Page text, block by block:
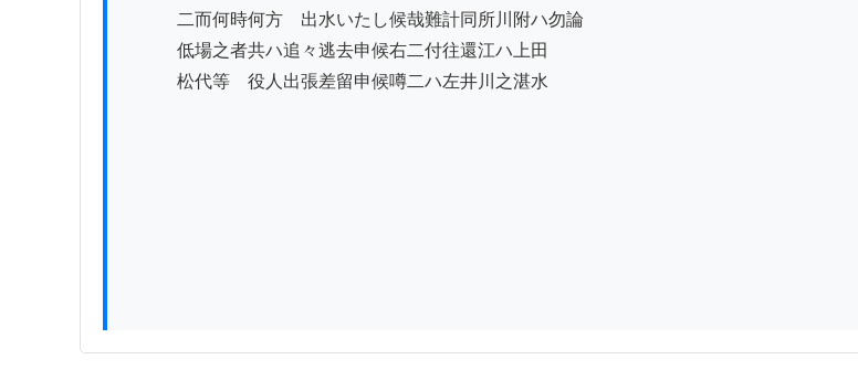
二而何時何方ゟ出水いたし候哉難計同所川附ハ勿論
低場之者共ハ追々逃去申候右二付往還江ハ上田
松代等ゟ役人出張差留申候噂二ハ左井川之湛水